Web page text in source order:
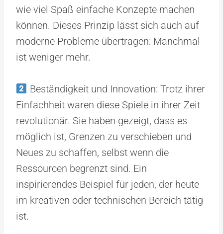
wie viel Spaß einfache Konzepte machen
können. Dieses Prinzip lässt sich auch auf
moderne Probleme übertragen: Manchmal
ist weniger mehr.
Beständigkeit und Innovation: Trotz ihrer
Einfachheit waren diese Spiele in ihrer Zeit
revolutionär. Sie haben gezeigt, dass es
möglich ist, Grenzen zu verschieben und
Neues zu schaffen, selbst wenn die
Ressourcen begrenzt sind. Ein
inspirierendes Beispiel für jeden, der heute
im kreativen oder technischen Bereich tätig
ist.